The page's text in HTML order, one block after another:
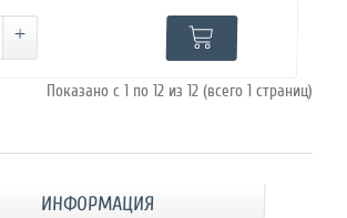
Показано с 1 по 12 из 12 (всего 1 страниц)
ИНФОРМАЦИЯ